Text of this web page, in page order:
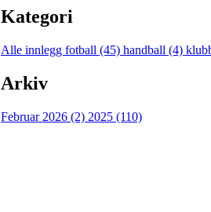
Kategori
Alle innlegg fotball (45) handball (4)
Arkiv
Februar 2026 (2) 2025 (110)